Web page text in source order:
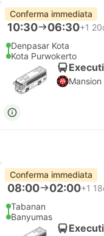
Conferma immediata
10:30 06:30+1
Denpasar Kota
Kota Purwokerto
Mansion
Conferma immediata
08:00 02:00+1
Tabanan
Banyumas